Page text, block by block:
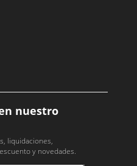
nuestro
liquidaciones,
y novedades.